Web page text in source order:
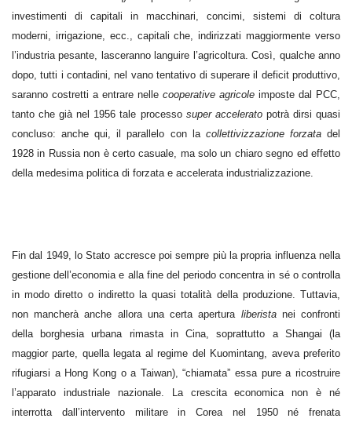
investimenti di capitali in macchinari, concimi, sistemi di coltura
moderni, irrigazione, ecc., capitali che, indirizzati maggiormente verso
l’industria pesante, lasceranno languire l’agricoltura. Così, qualche anno
dopo, tutti i contadini, nel vano tentativo di superare il deficit produttivo,
saranno costretti a entrare nelle cooperative agricole imposte dal PCC,
tanto che già nel 1956 tale processo super acceleratopotrà dirsi quasi
concluso: anche qui, il parallelo con la collettivizzazione forzatadel
1928 in Russia non è certo casuale, ma solo un chiaro segno ed effetto
della medesima politica di forzata e accelerata industrializzazione.
Fin dal 1949, lo Stato accresce poi sempre più la propria influenza nella
gestione dell’economia e alla fine del periodo concentra in sé o controlla
in modo diretto o indiretto la quasi totalità della produzione. Tuttavia,
non mancherà anche allora una certa apertura liberista nei confronti
della borghesia urbana rimasta in Cina, soprattutto a Shangai (la
maggior parte, quella legata al regime del Kuomintang, aveva preferito
rifugiarsi a Hong Kong o a Taiwan), “chiamata” essa pure a ricostruire
l’apparato industriale nazionale. La crescita economica non è né
interrotta dall’intervento militare in Corea nel 1950 né frenata